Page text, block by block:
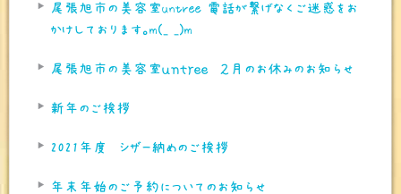
尾張旭市の美容室untree 電話が繋げなくご迷惑をお
かけしております。m(_ _)m
尾張旭市の美容室ｕｎｔｒｅｅ ２月のお休みのお知らせ
新年のご挨拶
2021年度 シザー納めのご挨拶
年末年始のご予約についてのお知らせ